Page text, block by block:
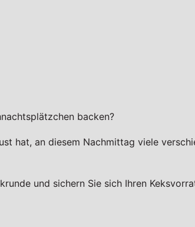
backen?
hat, an diesem Nachmittag viele
und sichern Sie sich Ihren